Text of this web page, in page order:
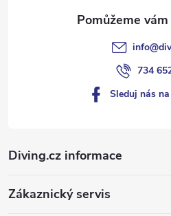
Diving.cz informace
Zákaznický servis
info@
734
Sleduj nás